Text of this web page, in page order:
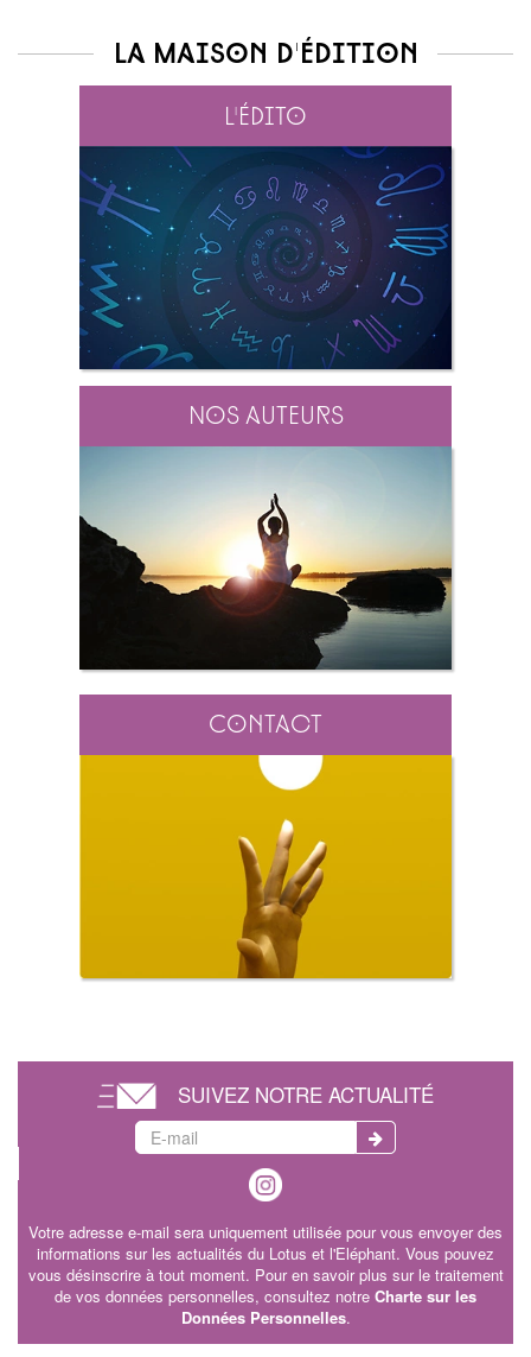
La maison d'édition
L'édito
Nos auteurs
Contact
SUIVEZ NOTRE ACTUALITÉ
Votre adresse e-mail sera uniquement utilisée pour vous envoyer des
informations sur les actualités du Lotus et l'Eléphant. Vous pouvez
vous désinscrire à tout moment. Pour en savoir plus sur le traitement
de vos données personnelles, consultez notre Charte sur les
Données Personnelles.